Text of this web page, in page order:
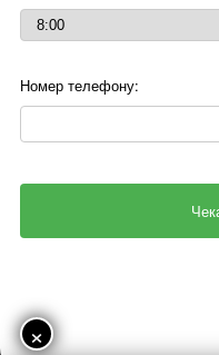
Номер телефону:
×